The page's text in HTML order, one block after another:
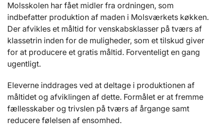
Molsskolen har fået midler fra ordningen, som
indbefatter produktion af maden i Molsværkets køkken.
Der afvikles et måltid for venskabsklasser på tværs af
klassetrin inden for de muligheder, som et tilskud giver
for at producere et gratis måltid. Forventeligt en gang
ugentligt.
Eleverne inddrages ved at deltage i produktionen af
måltidet og afviklingen af dette. Formålet er at fremme
fællesskaber og trivslen på tværs af årgange samt
reducere følelsen af ensomhed.